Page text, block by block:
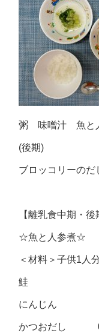
粥 味噌汁 魚と
(後期)
ブロッコリーのだ
【離乳食中期・後
☆魚と人参煮☆
＜材料＞子供1人
鮭 20
にんじん
かつおだし